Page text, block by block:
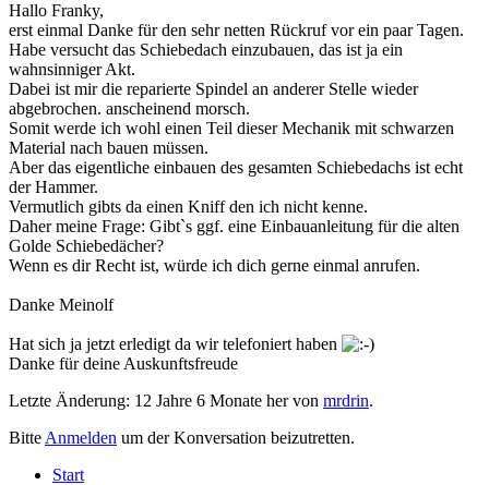
Hallo Franky,
erst einmal Danke für den sehr netten Rückruf vor ein paar Tagen.
Habe versucht das Schiebedach einzubauen, das ist ja ein
wahnsinniger Akt.
Dabei ist mir die reparierte Spindel an anderer Stelle wieder
abgebrochen. anscheinend morsch.
Somit werde ich wohl einen Teil dieser Mechanik mit schwarzen
Material nach bauen müssen.
Aber das eigentliche einbauen des gesamten Schiebedachs ist echt
der Hammer.
Vermutlich gibts da einen Kniff den ich nicht kenne.
Daher meine Frage: Gibt`s ggf. eine Einbauanleitung für die alten
Golde Schiebedächer?
Wenn es dir Recht ist, würde ich dich gerne einmal anrufen.
Danke Meinolf
Hat sich ja jetzt erledigt da wir telefoniert haben
Danke für deine Auskunftsfreude
Letzte Änderung: 12 Jahre 6 Monate her von mrdrin.
Bitte Anmelden um der Konversation beizutretten.
Start